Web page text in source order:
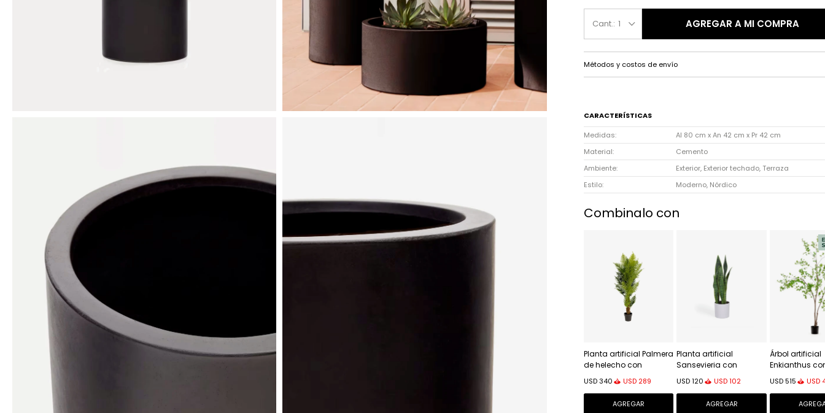
1 AGREGAR A MI COMPRA
Métodos y costos de envío
CARACTERÍSTICAS
Medidas
Al 80 cm x An 42 cm x Pr 42 cm
Material
Cemento
Ambiente
Exterior, Exterior techado, Terraza
Estilo
Moderno, Nórdico
Combinalo con
Planta artificial Palmera
de helecho con
maceta negro 150 cm
USD340 USD 289
Planta artificial
Sansevieria con
maceta blanco 55 cm
USD 120 USD 102
Árbol artificial
Enkianthus
maceta
USD515 USD